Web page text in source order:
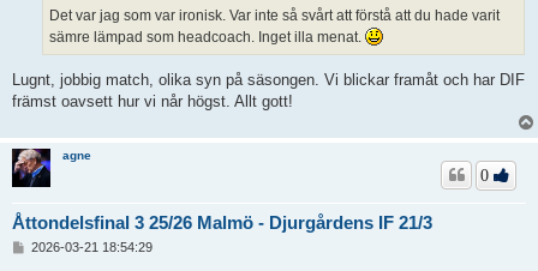
Det var jag som var ironisk. Var inte så svårt att förstå att du hade varit
sämre lämpad som headcoach. Inget illa menat.
Lugnt, jobbig match, olika syn på säsongen. Vi blickar framåt och har DIF
främst oavsett hur vi når högst. Allt gott!
agne
Åttondelsfinal 3 25/26 Malmö - Djurgårdens IF 21/3
0
2026-03-21 18:54:29